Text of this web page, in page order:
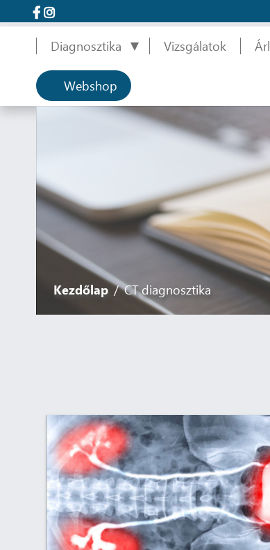
Diagnosztika
Vizsgálatok
Webshop
Kezdőlap CT diagnosztika